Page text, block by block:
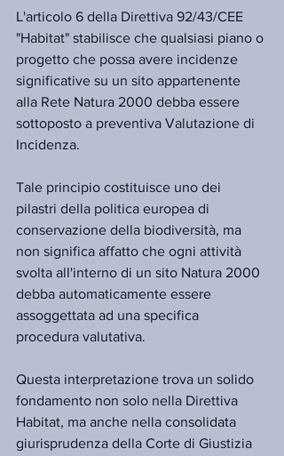
L'articolo 6 della Direttiva 92/43/CEE
"Habitat" stabilisce che qualsiasi piano o
progetto che possa avere incidenze
significative su un sito appartenente
alla Rete Natura 2000 debba essere
sottoposto a preventiva Valutazione di
Incidenza.
Tale principio costituisce uno dei
pilastri della politica europea di
conservazione della biodiversità, ma
non significa affatto che ogni attività
svolta all'interno di un sito Natura 2000
debba automaticamente essere
assoggettata ad una specifica
procedura valutativa.
Questa interpretazione trova un solido
fondamento non solo nella Direttiva
Habitat, ma anche nella consolidata
giurisprudenza della Corte di Giustizia